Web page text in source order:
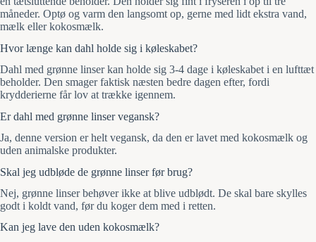
måneder. Optø og varm den langsomt op, gerne med lidt ekstra vand,
mælk eller kokosmælk.
Hvor længe kan dahl holde sig i køleskabet?
Dahl med grønne linser kan holde sig 3-4 dage i køleskabet i en lufttæt
beholder. Den smager faktisk næsten bedre dagen efter, fordi
krydderierne får lov at trække igennem.
Er dahl med grønne linser vegansk?
Ja, denne version er helt vegansk, da den er lavet med kokosmælk og
uden animalske produkter.
Skal jeg udbløde de grønne linser før brug?
Nej, grønne linser behøver ikke at blive udblødt. De skal bare skylles
godt i koldt vand, før du koger dem med i retten.
Kan jeg lave den uden kokosmælk?